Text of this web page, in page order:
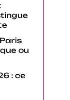
ou
: ce